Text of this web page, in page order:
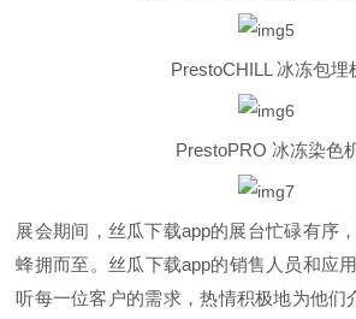
PrestoCHILL 冰冻包埋
PrestoPRO 冰冻染色
展会期间，丝瓜下载app的展台忙碌有序
蜂拥而至。丝瓜下载app的销售人员和应
听每一位客户的需求，热情积极地为他